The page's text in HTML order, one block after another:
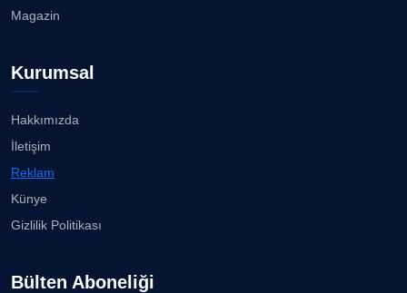
Magazin
Kurumsal
Hakkımızda
İletişim
Reklam
Künye
Gizlilik Politikası
Bülten Aboneliği